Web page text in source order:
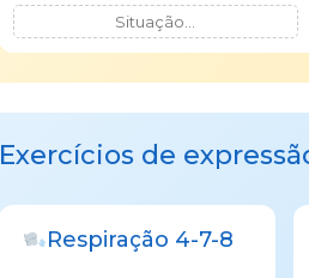
Exercícios de
Respiração 4-7-8